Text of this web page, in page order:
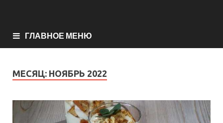
ГЛАВНОЕ МЕНЮ
МЕСЯЦ: НОЯБРЬ 2022